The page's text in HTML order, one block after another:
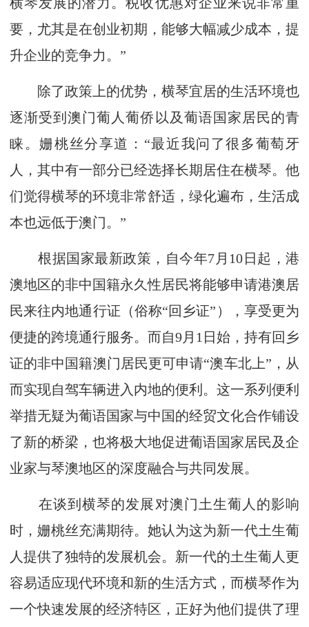
要，尤其是在创业初期，能够大幅减少成本，提
升企业的竞争力。”
除了政策上的优势，横琴宜居的生活环境也
逐渐受到澳门葡人葡侨以及葡语国家居民的青
睐。姗桃丝分享道：“最近我问了很多葡萄牙
人，其中有一部分已经选择长期居住在横琴。他
们觉得横琴的环境非常舒适，绿化遍布，生活成
本也远低于澳门。”
根据国家最新政策，自今年7月10日起，港
澳地区的非中国籍永久性居民将能够申请港澳居
民来往内地通行证（俗称“回乡证”），享受更为
便捷的跨境通行服务。而自9月1日始，持有回乡
证的非中国籍澳门居民更可申请“澳车北上”，从
而实现自驾车辆进入内地的便利。这一系列便利
举措无疑为葡语国家与中国的经贸文化合作铺设
了新的桥梁，也将极大地促进葡语国家居民及企
业家与琴澳地区的深度融合与共同发展。
在谈到横琴的发展对澳门土生葡人的影响
时，姗桃丝充满期待。她认为这为新一代土生葡
人提供了独特的发展机会。新一代的土生葡人更
容易适应现代环境和新的生活方式，而横琴作为
一个快速发展的经济特区，正好为他们提供了理